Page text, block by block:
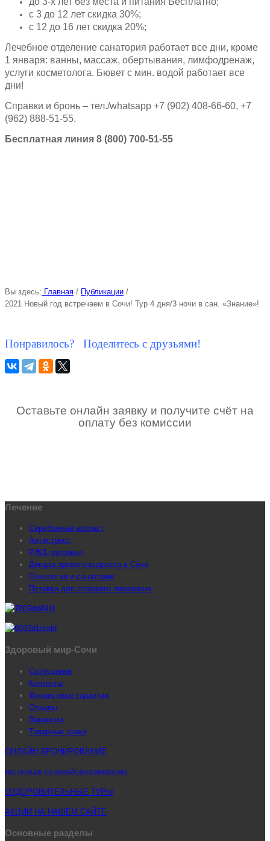
с 3 до 12 лет скидка 30%;
с 12 до 16 лет скидка 20%;
Лечебное отделение санатория работает все дни, кроме
1 января: ванны, массаж, обертывания, лимфодренаж,
услуги косметолога. Бювет с мин. водой работает все
дни!
Справки и бронь – тел./whatsapp +7 (902) 408-66-60, +7
(962) 888-51-55.
Бесплатная линия 8 (800) 700-51-55
Вы здесь: Главная / Публикации /
2021 Новый год встречаем в Сочи! Тур 4 дня/3 ночи в сан. «Знание»!
Понравилось? Поделитесь с друзьями!
Оставьте онлайн заявку и получите счёт на
оплату без комиссии
Лечение
Серебряный возраст
Антистресс
РЖД-здоровье
Декада зрелого возраста в Сочи
Онкология и санатории
Путевки для старшего поколения
Здоровый мир-Сочи
Сотрудники
Контакты
Финансовые гарантии
Отзывы
Вакансии
Товарные знаки
ОНЛАЙН-БРОНИРОВАНИЕ
ИНСТРУКЦИЯ ПО ОНЛАЙН-БРОНИРОВАНИЮ
ОЗДОРОВИТЕЛЬНЫЕ ТУРЫ
АКЦИИ НА НАШЕМ САЙТЕ
Основные разделы